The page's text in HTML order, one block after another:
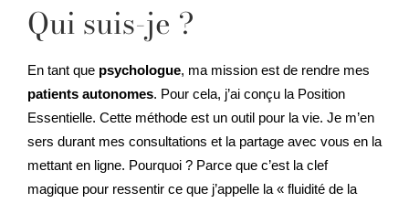
Qui suis-je ?
En tant que psychologue, ma mission est de rendre mes
patients autonomes. Pour cela, j’ai conçu la Position
Essentielle. Cette méthode est un outil pour la vie. Je m’en
sers durant mes consultations et la partage avec vous en la
mettant en ligne. Pourquoi ? Parce que c’est la clef
magique pour ressentir ce que j’appelle la « fluidité de la